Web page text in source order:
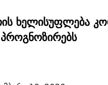
ხელისუფლება